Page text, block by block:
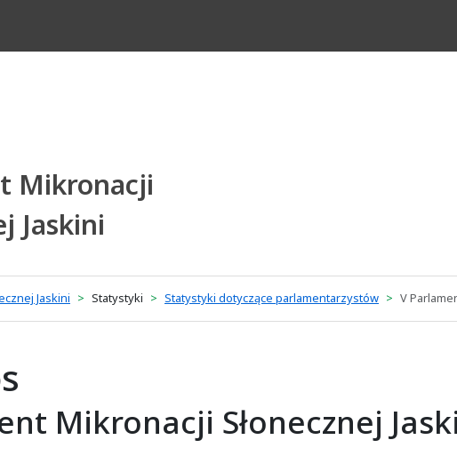
Mikronacji
Jaskini
Jaskini Statystyki Statystyki dotyczące parlamentarzystów V
Mikronacji Słonecznej